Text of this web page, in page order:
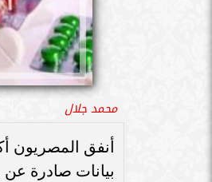
محمد جلال
بيانات صادرة